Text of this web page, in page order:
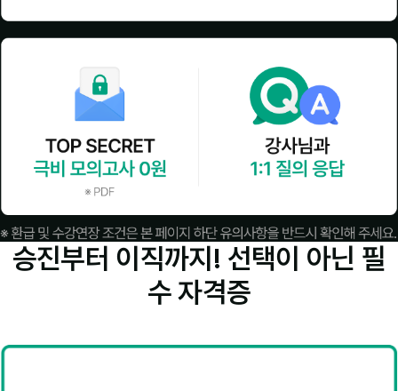
승진부터 이직까지! 선택이 아닌 필
수 자격증